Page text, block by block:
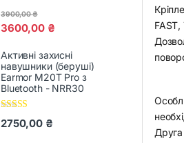
FAST,
Друга
Оцінено в
з 5
3600,00 ₴
3900,00₴
Активні захисні
навушники (беруші)
Earmor M20T Pro з
Bluetooth - NRR30
Оцінено в
5.00з 5
2750,00 ₴